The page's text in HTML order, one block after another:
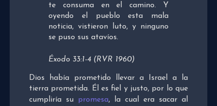
te consuma en el camino. Y
oyendo el pueblo esta mala
noticia, vistieron luto, y ninguno
se puso sus atavíos.
Éxodo 33:1-4 (RVR 1960)
Dios había prometido llevar a Israel a la
tierra prometida. Él es fiel y justo, por lo que
cumpliría su promesa, la cual era sacar al